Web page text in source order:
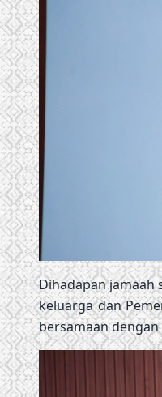
Dihadapan jamaah
keluarga dan
bersamaan dengan